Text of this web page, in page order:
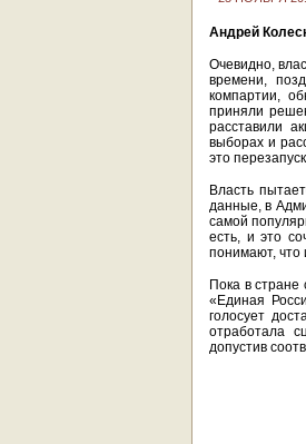
Андрей
Очевидно,
времени,
компартии,
приняли
расставили
выборах и
это
Власть
данные, в
самой
есть, и это
понимают, что
Пока в стране
«Единая
голосует
отработала
допустив